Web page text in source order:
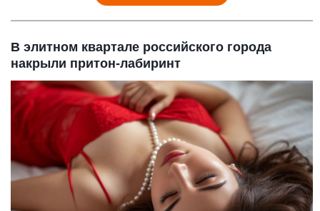
В элитном квартале российского города
накрыли притон-лабиринт